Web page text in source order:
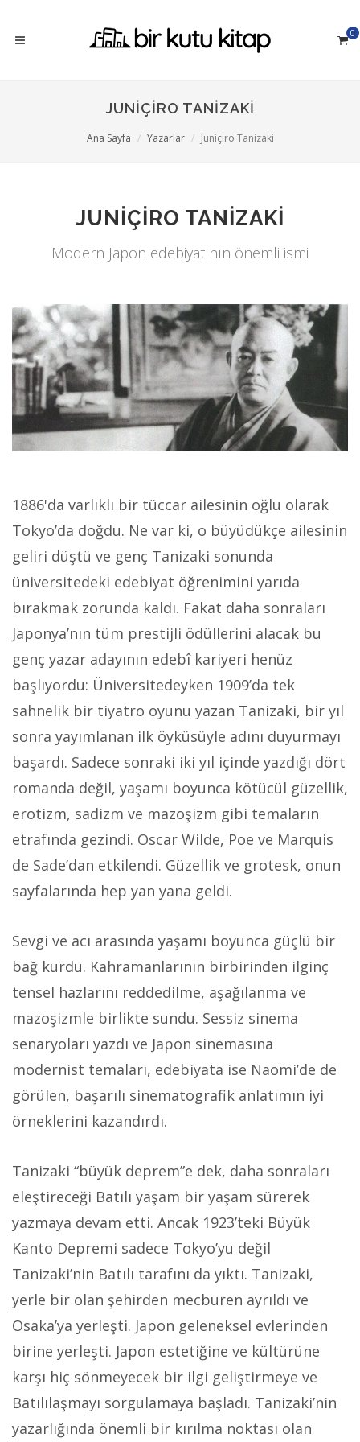
0
JUNIÇIRO TANIZAKI
Ana Sayfa Yazarlar Juniçiro Tanizaki
JUNIÇIRO TANIZAKI
Modern Japon edebiyatının önemli ismi
1886'da varlıklı bir tüccar ailesinin oğlu olarak
Tokyo’da doğdu. Ne var ki, o büyüdükçe ailesinin
geliri düştü ve genç Tanizaki sonunda
üniversitedeki edebiyat öğrenimini yarıda
bırakmak zorunda kaldı. Fakat daha sonraları
Japonya’nın tüm prestijli ödüllerini alacak bu
genç yazar adayının edebî kariyeri henüz
başlıyordu: Üniversitedeyken 1909’da tek
sahnelik bir tiyatro oyunu yazan Tanizaki, bir yıl
sonra yayımlanan ilk öyküsüyle adını duyurmayı
başardı. Sadece sonraki iki yıl içinde yazdığı dört
romanda değil, yaşamı boyunca kötücül güzellik,
erotizm, sadizm ve mazoşizm gibi temaların
etrafında gezindi. Oscar Wilde, Poe ve Marquis
de Sade’dan etkilendi. Güzellik ve grotesk, onun
sayfalarında hep yan yana geldi.
Sevgi ve acı arasında yaşamı boyunca güçlü bir
bağ kurdu. Kahramanlarının birbirinden ilginç
tensel hazlarını reddedilme, aşağılanma ve
mazoşizmle birlikte sundu. Sessiz sinema
senaryoları yazdı ve Japon sinemasına
modernist temaları, edebiyata ise Naomi’de de
görülen, başarılı sinematografik anlatımın iyi
örneklerini kazandırdı.
Tanizaki “büyük deprem”e dek, daha sonraları
eleştireceği Batılı yaşam bir yaşam sürerek
yazmaya devam etti. Ancak 1923’teki Büyük
Kanto Depremi sadece Tokyo’yu değil
Tanizaki’nin Batılı tarafını da yıktı. Tanizaki,
yerle bir olan şehirden mecburen ayrıldı ve
Osaka’ya yerleşti. Japon geleneksel evlerinden
birine yerleşti. Japon estetiğine ve kültürüne
karşı hiç sönmeyecek bir ilgi geliştirmeye ve
Batılılaşmayı sorgulamaya başladı. Tanizaki’nin
yazarlığında önemli bir kırılma noktası olan